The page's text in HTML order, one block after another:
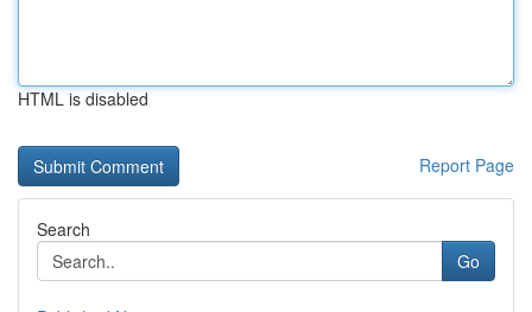
HTML is disabled
Report Page
Search
Go